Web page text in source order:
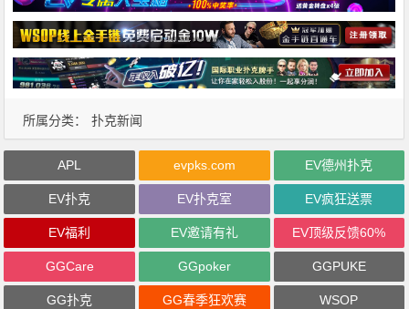
所属分类： 扑克新闻
APL evpks.com EV德州扑克
EV扑克 EV扑克室 EV疯狂送票
EV福利 EV邀请有礼 EV顶级反馈60%
GGCare GGpoker GGPUKE
GG扑克 GG春季狂欢赛 WSOP